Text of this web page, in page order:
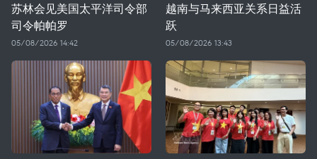
苏林会见美国太平洋司令部
司令帕帕罗
05/08/2026 14:42
越南与马来西亚关系日益活
跃
05/08/2026 13:43